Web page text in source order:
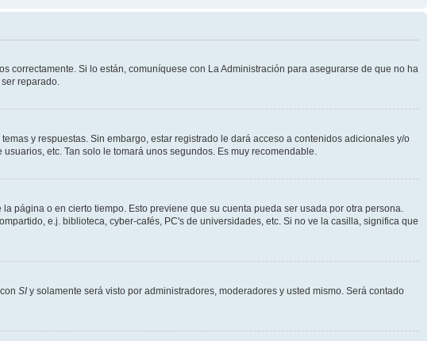
correctamente. Si lo están, comuníquese con La Administración para asegurarse de que no ha
reparado.
y respuestas. Sin embargo, estar registrado le dará acceso a contenidos adicionales y/o
etc. Tan solo le tomará unos segundos. Es muy recomendable.
página o en cierto tiempo. Esto previene que su cuenta pueda ser usada por otra persona.
e.j. biblioteca, cyber-cafés, PC's de universidades, etc. Si no ve la casilla, significa que
SI y solamente será visto por administradores, moderadores y usted mismo. Será contado